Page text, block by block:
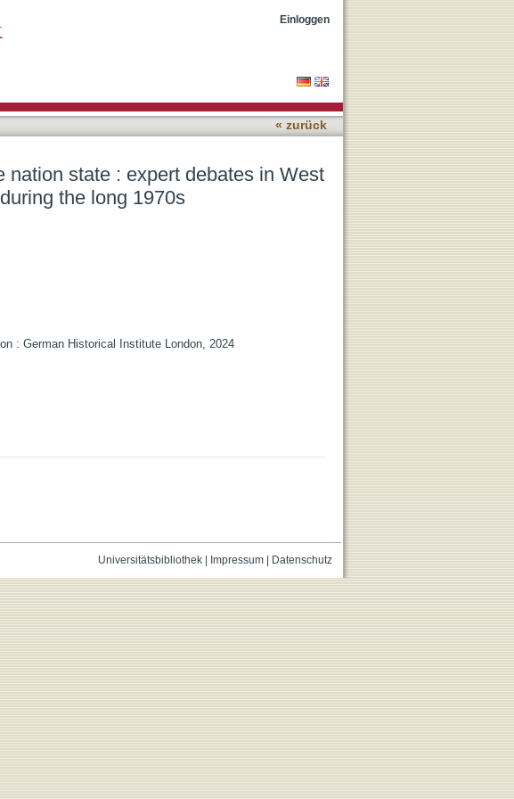
in West Germany and the United
Einloggen
« zurück
nation state : expert debates in West
the long 1970s
: German Historical Institute London, 2024
Universitätsbibliothek| Impressum| Datenschutz